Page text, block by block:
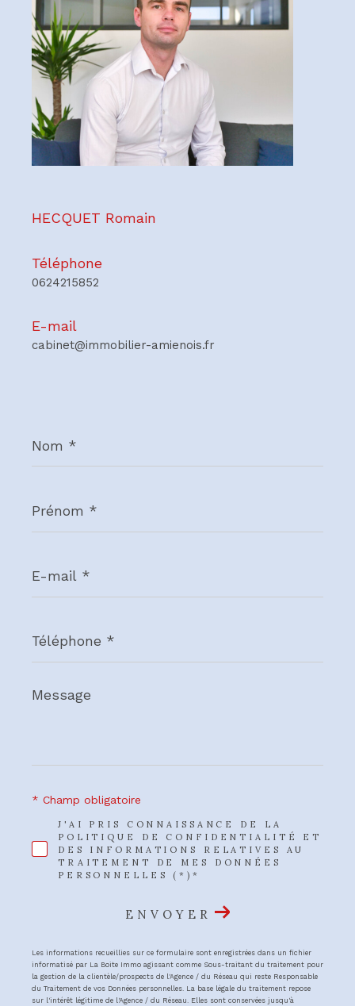
HECQUET Romain
Téléphone
0624215852
E-mail
cabinet@immobilier-amienois.fr
*
*
mail
*
*
Message
*
J'AI PRIS CONNAISSANCE DE LA
POLITIQUE DE CONFIDENTIALITÉ ET
DES INFORMATIONS RELATIVES AU
TRAITEMENT DE MES DONNÉES
PERSONNELLES (*)*
* Champ obligatoire
ENVOYER
Les informations recueillies sur ce formulaire sont enregistrées dans un fichier
informatisé par La Boite Immo agissant comme Sous-traitant du traitement pour
la gestion de la clientèle/prospects de l'Agence / du Réseau qui reste Responsable
du Traitement de vos Données personnelles. La base légale du traitement repose
sur l'intérêt légitime de l'Agence / du Réseau. Elles sont conservées jusqu'à